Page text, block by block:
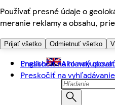
Používať presné údaje o
meranie reklamy a obsahu,
Prijať všetko Odmietnuť všetko
Preskočiť na hlavný obsah
Preskočiť na vyhľadávanie
English Ako